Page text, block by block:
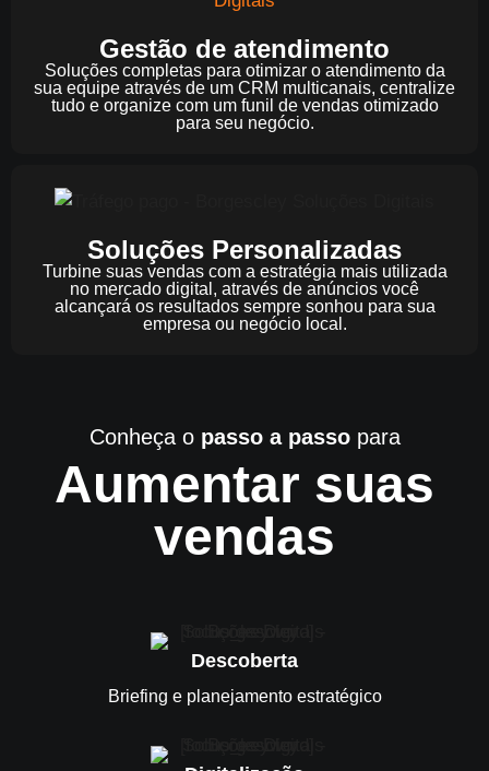
Gestão de atendimento
Soluções completas para otimizar o atendimento da
sua equipe através de um CRM multicanais, centralize
tudo e organize com um funil de vendas otimizado
para seu negócio.
Soluções Personalizadas
Turbine suas vendas com a estratégia mais utilizada
no mercado digital, através de anúncios você
alcançará os resultados sempre sonhou para sua
empresa ou negócio local.
Conheça o passo a passopara
Aumentar suas
vendas
Descoberta
Briefing e planejamento estratégico